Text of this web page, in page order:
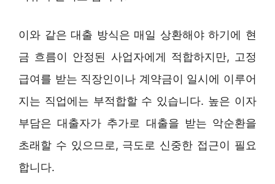
이와 같은 대출 방식은 매일 상환해야 하기에 현
금 흐름이 안정된 사업자에게 적합하지만, 고정
급여를 받는 직장인이나 계약금이 일시에 이루어
지는 직업에는 부적합할 수 있습니다. 높은 이자
부담은 대출자가 추가로 대출을 받는 악순환을
초래할 수 있으므로, 극도로 신중한 접근이 필요
합니다.